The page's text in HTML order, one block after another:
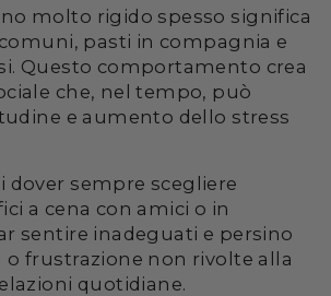
molto rigido spesso significa
pasti in compagnia e
Questo comportamento crea
che, nel tempo, può
e aumento dello stress
dover sempre scegliere
a cena con amici o in
sentire inadeguati e persino
o frustrazione non rivolte alla
quotidiane.